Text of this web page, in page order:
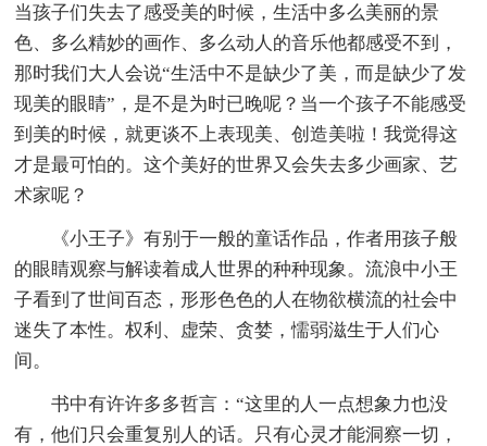
当孩子们失去了感受美的时候，生活中多么美丽的景
色、多么精妙的画作、多么动人的音乐他都感受不到，
那时我们大人会说“生活中不是缺少了美，而是缺少了发
现美的眼睛”，是不是为时已晚呢？当一个孩子不能感受
到美的时候，就更谈不上表现美、创造美啦！我觉得这
才是最可怕的。这个美好的世界又会失去多少画家、艺
术家呢？
《小王子》有别于一般的童话作品，作者用孩子般
的眼睛观察与解读着成人世界的种种现象。流浪中小王
子看到了世间百态，形形色色的人在物欲横流的社会中
迷失了本性。权利、虚荣、贪婪，懦弱滋生于人们心
间。
书中有许许多多哲言：“这里的人一点想象力也没
有，他们只会重复别人的话。只有心灵才能洞察一切，